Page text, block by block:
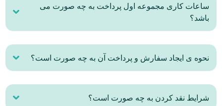
ساعات کاری مجموعه اول پرداخت به چه صورت می
باشد؟
نحوه ی ایجاد سفارش و پرداخت آن به چه صورت است؟
شرایط نقد کردن به چه صورت است؟